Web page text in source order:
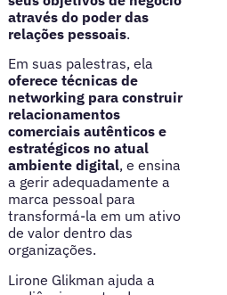
através do poder das
relações pessoais.
Em suas palestras, ela
oferece técnicas de
networking para construir
relacionamentos
comerciais autênticos e
estratégicos no atual
ambiente digital, e ensina
a gerir adequadamente a
marca pessoal para
transformá-la em um ativo
de valor dentro das
organizações.
Lirone Glikman ajuda a